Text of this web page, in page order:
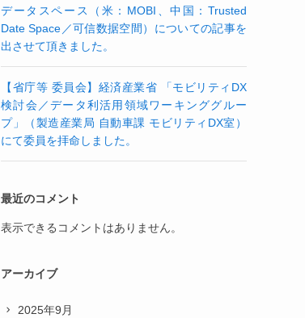
データスペース（米：MOBI、中国：Trusted
Date Space／可信数据空間）についての記事を
出させて頂きました。
【省庁等 委員会】経済産業省 「モビリティDX
検討会／データ利活用領域ワーキンググルー
プ」（製造産業局 自動車課 モビリティDX室）
にて委員を拝命しました。
最近のコメント
表示できるコメントはありません。
アーカイブ
2025年9月